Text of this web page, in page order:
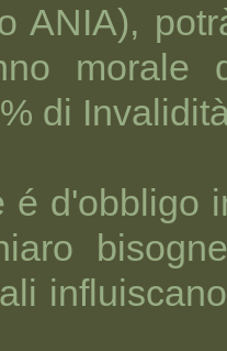
ANIA),
morale
di
é d'obbligo